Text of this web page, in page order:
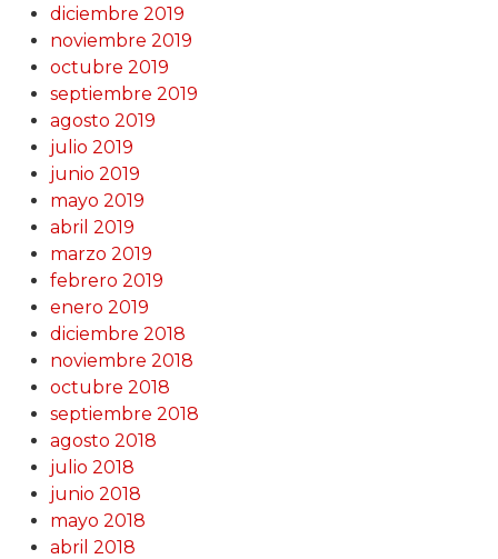
diciembre 2019
noviembre 2019
octubre 2019
septiembre 2019
agosto 2019
julio 2019
junio 2019
mayo 2019
abril 2019
marzo 2019
febrero 2019
enero 2019
diciembre 2018
noviembre 2018
octubre 2018
septiembre 2018
agosto 2018
julio 2018
junio 2018
mayo 2018
abril 2018